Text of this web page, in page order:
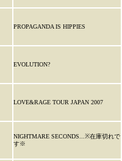
PROPAGANDA IS HIPPIES
EVOLUTION?
LOVE&RAGE TOUR JAPAN 2007
NIGHTMARE SECONDS...※在庫切れで
す※